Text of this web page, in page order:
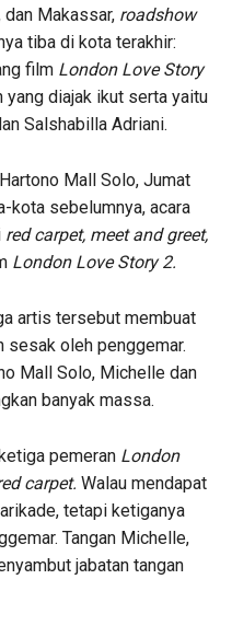
dan Makassar, roadshow
tiba di kota terakhir:
film London Love Story
yang diajak ikut serta yaitu
Salshabilla Adriani.
Mall Solo, Jumat
sebelumnya, acara
red carpet, meet and greet,
London Love Story 2.
artis tersebut membuat
sesak oleh penggemar.
Mall Solo, Michelle dan
banyak massa.
pemeran London
carpet. Walau mendapat
tetapi ketiganya
Tangan Michelle,
jabatan tangan